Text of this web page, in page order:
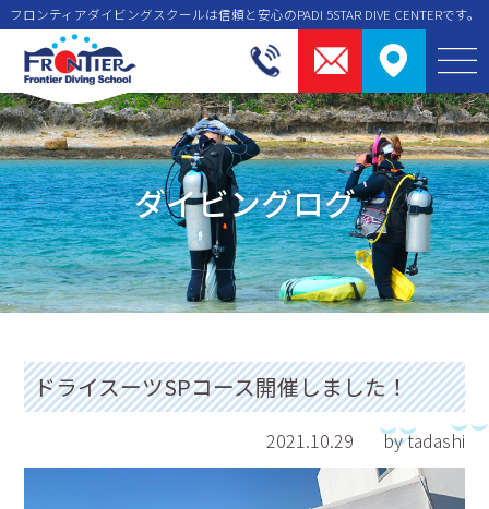
フロンティアダイビングスクールは信頼と安⼼のPADI 5STAR DIVE CENTERです。
ダイビングログ
ドライスーツSPコース開催しました！
2021.10.29 by tadashi